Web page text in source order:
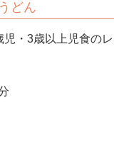
どん
児・3歳以上児食の